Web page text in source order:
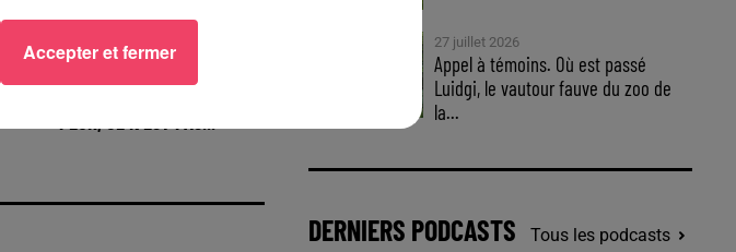
29 juillet 2026
27 juillet 2026
Appel à témoins. Où est passé
Luidgi, le vautour fauve du zoo de
la...
DERNIERS PODCASTS Tous les podcasts
Accepter et fermer